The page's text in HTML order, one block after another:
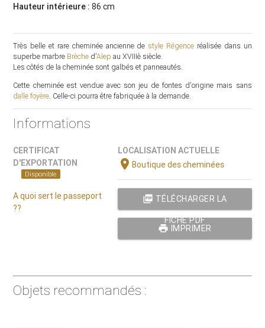
Hauteur intérieure :86 cm
Très belle et rare cheminée ancienne de style Régence réalisée dans un
superbe marbre Brèche d'Alep au XVIIIè siècle.
Les côtés de la cheminée sont galbés et panneautés.
Cette cheminée est vendue avec son jeu de fontes d'origine mais sans
dalle foyère . Celle-ci pourra être fabriquée à la demande.
Informations
CERTIFICAT
D'EXPORTATION
Disponible
A quoi sert le passeport
??
LOCALISATION ACTUELLE
location_onBoutique des cheminées
picture_as_pdf TÉLÉCHARGER LA
FICHE PDF
print IMPRIMER
Objets recommandés :